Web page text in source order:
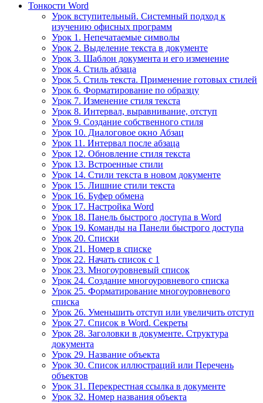
Тонкости Word
Урок вступительный. Системный подход к
изучению офисных программ
Урок 1. Непечатаемые символы
Урок 2. Выделение текста в документе
Урок 3. Шаблон документа и его изменение
Урок 4. Стиль абзаца
Урок 5. Стиль текста. Применение готовых стилей
Урок 6. Форматирование по образцу
Урок 7. Изменение стиля текста
Урок 8. Интервал, выравнивание, отступ
Урок 9. Создание собственного стиля
Урок 10. Диалоговое окно Абзац
Урок 11. Интервал после абзаца
Урок 12. Обновление стиля текста
Урок 13. Встроенные стили
Урок 14. Стили текста в новом документе
Урок 15. Лишние стили текста
Урок 16. Буфер обмена
Урок 17. Настройка Word
Урок 18. Панель быстрого доступа в Word
Урок 19. Команды на Панели быстрого доступа
Урок 20. Списки
Урок 21. Номер в списке
Урок 22. Начать список с 1
Урок 23. Многоуровневый список
Урок 24. Создание многоуровневого списка
Урок 25. Форматирование многоуровневого
списка
Урок 26. Уменьшить отступ или увеличить отступ
Урок 27. Список в Word. Секреты
Урок 28. Заголовки в документе. Структура
документа
Урок 29. Название объекта
Урок 30. Список иллюстраций или Перечень
объектов
Урок 31. Перекрестная ссылка в документе
Урок 32. Номер названия объекта